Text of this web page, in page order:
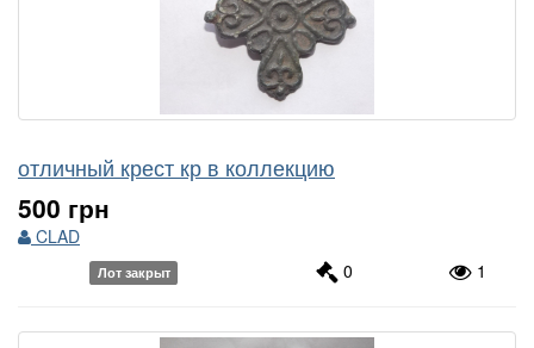
отличный крест кр в коллекцию
500 грн
CLAD
Лот закрыт 0 1